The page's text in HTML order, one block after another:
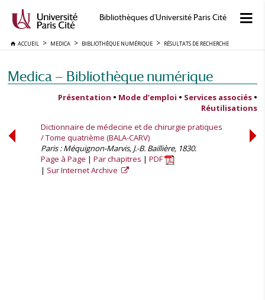
Bibliothèques d'Université Paris Cité
ACCUEIL MEDICA BIBLIOTHÈQUE NUMÉRIQUE RÉSULTATS DE RECHERCHE
Medica — Bibliothèque numérique
Présentation • Mode d’emploi • Services associés •
Réutilisations
Dictionnaire de médecine et de chirurgie pratiques
/ Tome quatrième (BALA-CARV)
Paris : Méquignon-Marvis, J.-B. Baillière, 1830.
Page à Page
Par chapitres
PDF
Sur Internet Archive